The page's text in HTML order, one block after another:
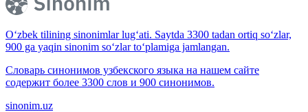
O‘zbek tilining sinonimlar lug‘ati. Saytda 3300 tadan ortiq so‘zlar,
900 ga yaqin sinonim so‘zlar to‘plamiga jamlangan.
Словарь синонимов узбекского языка на нашем сайте
содержит более 3300 слов и 900 синонимов.
sinonim.uz